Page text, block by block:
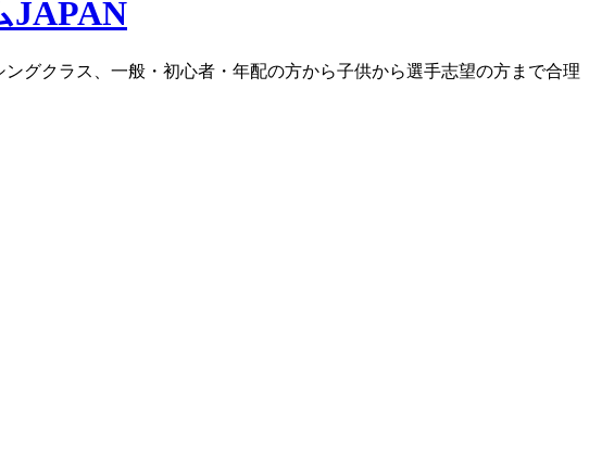
グクラス、一般・初心者・年配の方から子供から選手志望の方まで合理